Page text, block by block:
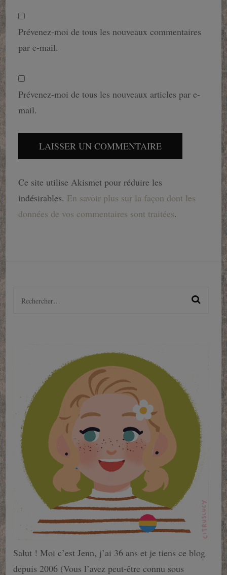
Prévenez-moi de tous les nouveaux commentaires
par e-mail.
Prévenez-moi de tous les nouveaux articles par e-
mail.
Ce site utilise Akismet pour réduire les
indésirables. En savoir plus sur la façon dont les
données de vos commentaires sont traitées.
Rechercher :
Salut ! Moi c’est Jenn, j’ai 36 ans et je tiens ce blog
depuis 2006 (Vous l’avez peut-être connu sous